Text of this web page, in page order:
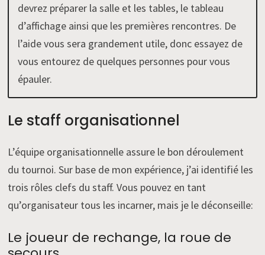
devrez préparer la salle et les tables, le tableau
d’affichage ainsi que les premières rencontres. De
l’aide vous sera grandement utile, donc essayez de
vous entourez de quelques personnes pour vous
épauler.
Le staff organisationnel
L’équipe organisationnelle assure le bon déroulement
du tournoi. Sur base de mon expérience, j’ai identifié les
trois rôles clefs du staff. Vous pouvez en tant
qu’organisateur tous les incarner, mais je le déconseille:
Le joueur de rechange, la roue de